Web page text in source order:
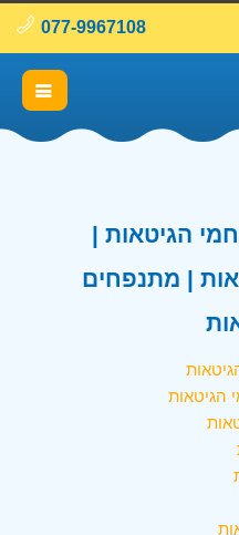
077-9967108
הגיטאות |
| מתנפחים
הגיטאות